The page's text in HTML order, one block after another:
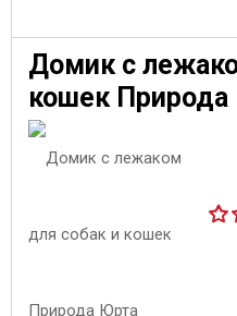
Домик с
кошек